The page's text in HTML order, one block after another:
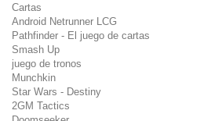
Cartas
Android Netrunner LCG
Pathfinder - El juego de cartas
Smash Up
juego de tronos
Munchkin
Star Wars - Destiny
2GM Tactics